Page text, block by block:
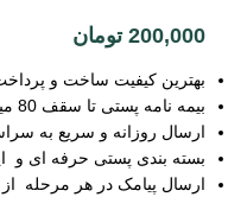
200,000 تومان
بهترین کیفیت ساخت و
بیمه نامه پستی تا سقف 80 میلیون
ارسال روزانه و سریع به
بسته بندی پستی حرفه ای و
ارسال پیامک در هر مرحله